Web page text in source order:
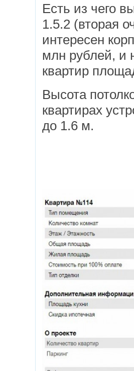
Есть из чего
1.5.2 (вторая
интересен
млн рублей, и
квартир
Высота
квартирах
до 1.6 м.